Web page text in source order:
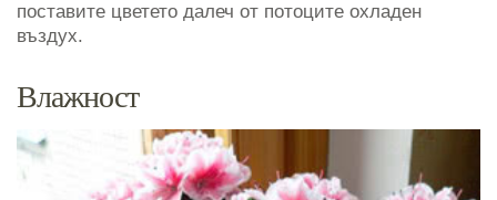
поставите цветето далеч от потоците охладен
въздух.
Влажност